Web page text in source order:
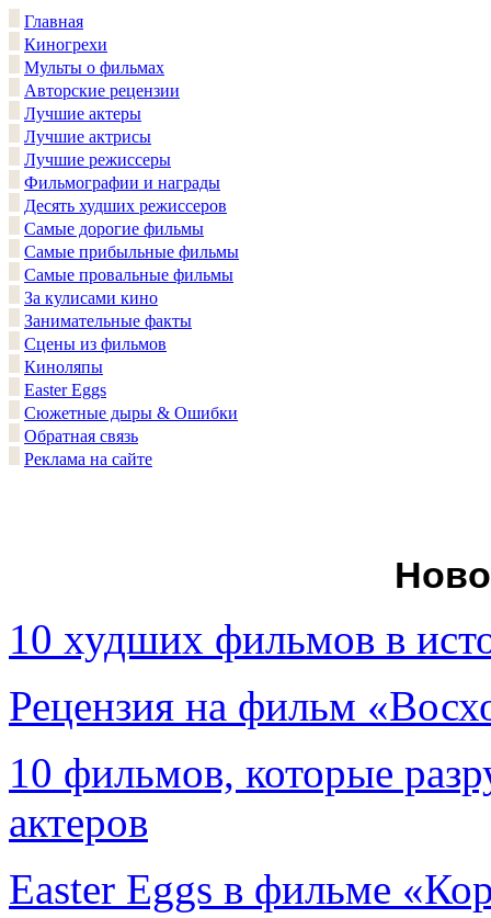
Главная
Киногрехи
Мульты о фильмах
Авторские рецензии
Лучшие актеры
Лучшие актрисы
Лучшие режиссеры
Фильмографии и награды
Десять худших режиссеров
Самые дорогие фильмы
Самые прибыльные фильмы
Самые провальные фильмы
За кулисами кино
Занимательные факты
Сцены из фильмов
Киноляпы
Easter Eggs
Сюжетные дыры & Ошибки
Обратная связь
Реклама на сайте
10 худших фильмов в
Рецензия на фильм
10 фильмов, которые
актеров
Easter Eggs в фильме